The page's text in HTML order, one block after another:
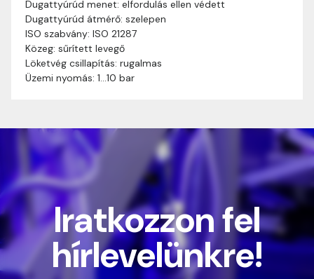
Dugattyúrúd menet: elfordulás ellen védett
Dugattyúrúd átmérő: szelepen
ISO szabvány: ISO 21287
Közeg: sűrített levegő
Löketvég csillapítás: rugalmas
Üzemi nyomás: 1…10 bar
és a szállítási cím távolságától. A pontos szállítási
díjat a vásárlás folyamata során megtekinthetitek,
mielőtt a rendelést véglegesítitek.
Iratkozzon fel
hírlevelünkre!